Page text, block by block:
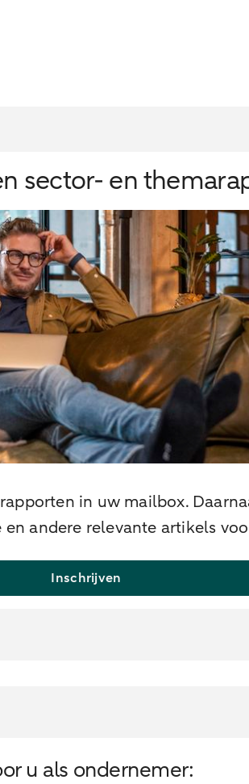
sector- en
in uw mailbox.
andere relevante artikels
Inschrijven
u als ondernemer: